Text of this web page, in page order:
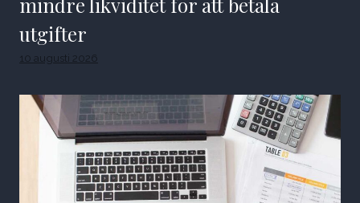
utgifter
10 augusti 2026